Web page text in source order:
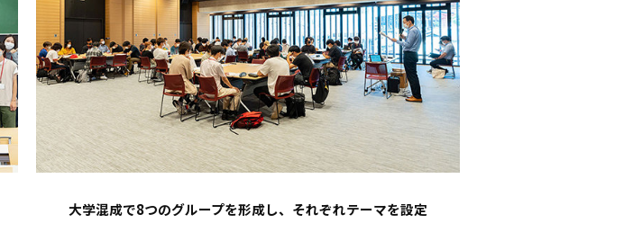
大学混成で8つのグループを形成し、それぞれテーマを設定